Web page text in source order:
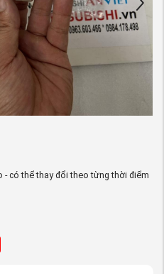
- có thể thay đổi theo từng thời điểm